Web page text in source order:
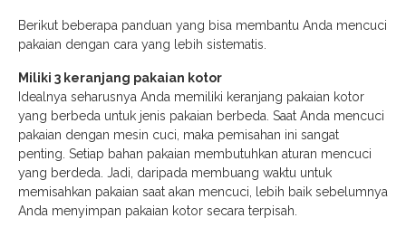
Berikut beberapa panduan yang bisa membantu Anda mencuci
pakaian dengan cara yang lebih sistematis.
Miliki 3 keranjang pakaian kotor
Idealnya seharusnya Anda memiliki keranjang pakaian kotor
yang berbeda untuk jenis pakaian berbeda. Saat Anda mencuci
pakaian dengan mesin cuci, maka pemisahan ini sangat
penting. Setiap bahan pakaian membutuhkan aturan mencuci
yang berdeda. Jadi, daripada membuang waktu untuk
memisahkan pakaian saat akan mencuci, lebih baik sebelumnya
Anda menyimpan pakaian kotor secara terpisah.